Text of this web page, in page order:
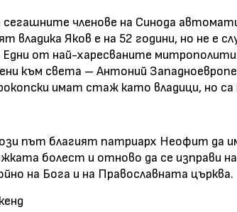
членове на Синода
владика Яков е на 52 години, но не е
от най-харесваните митрополити
към света – Антоний
имат стаж като владици, но са
път благият патриарх Неофит да
болест и отново да се изправи на
на Бога и на Православната църква.